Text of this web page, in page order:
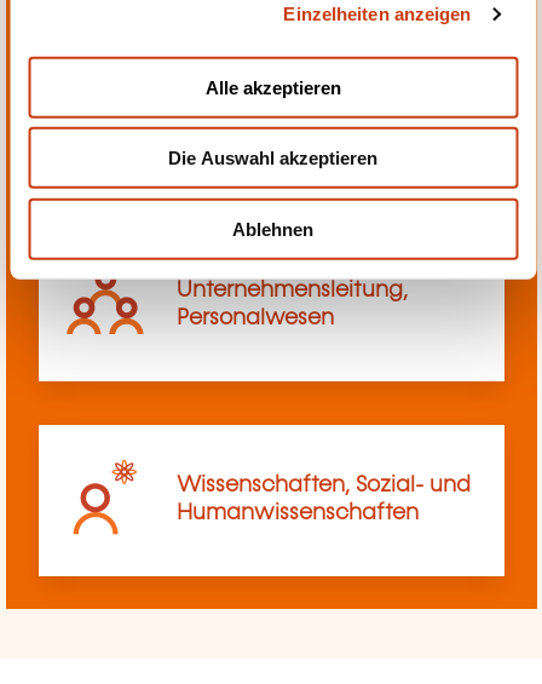
Einzelheiten anzeigen
Alle akzeptieren
Die Auswahl akzeptieren
Ablehnen
Transport, Innerbetriebliches
Transportwesen
Unternehmensleitung,
Personalwesen
Wissenschaften, Sozial- und
Humanwissenschaften